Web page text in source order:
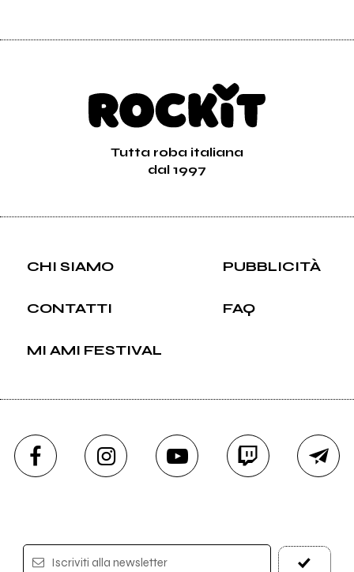
Tutta roba italiana
dal 1997
CHI SIAMO PUBBLICITÀ
CONTATTI FAQ
MI AMI FESTIVAL
Iscriviti alla newsletter